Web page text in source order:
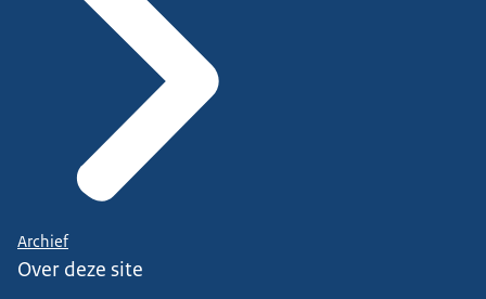
Archief
Over deze site